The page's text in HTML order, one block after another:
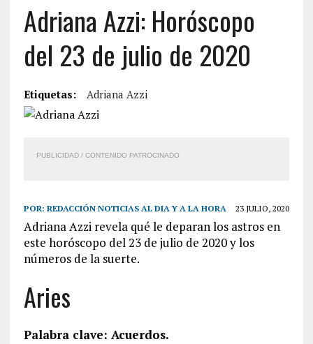
Adriana Azzi: Horóscopo
del 23 de julio de 2020
Etiquetas: Adriana Azzi
PUBLICIDAD / CONTENIDO PATROCINADO
POR: REDACCIÓN NOTICIAS AL DIA Y A LA HORA 23 JULIO, 2020
Adriana Azzi revela qué le deparan los astros en
este horóscopo del 23 de julio de 2020 y los
números de la suerte.
Aries
Palabra clave: Acuerdos.